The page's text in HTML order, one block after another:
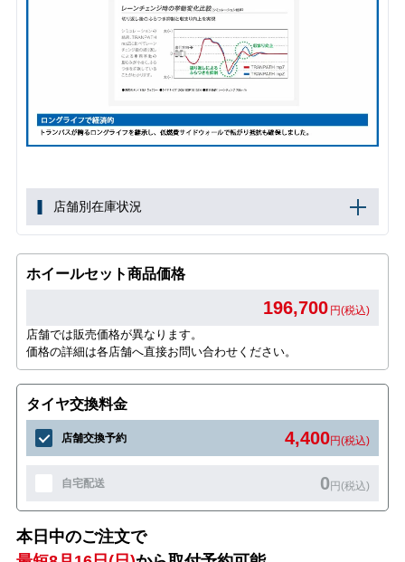
店舗別在庫状況
ホイールセット商品価格
196,700 円(税込)
店舗では販売価格が異なります。
価格の詳細は各店舗へ直接お問い合わせください。
タイヤ交換料金
店舗交換予約 4,400円(税込)
自宅配送 0円(税込)
本日中のご注文で